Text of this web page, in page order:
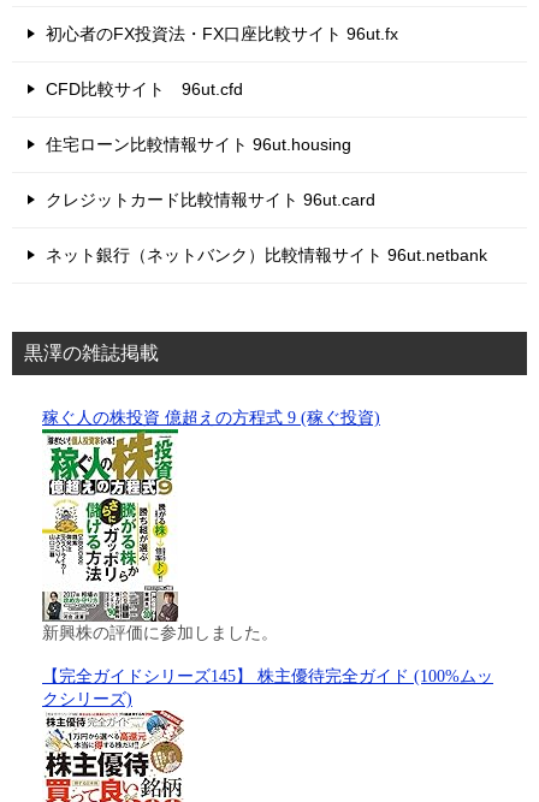
初心者のFX投資法・FX口座比較サイト 96ut.fx
CFD比較サイト 96ut.cfd
住宅ローン比較情報サイト 96ut.housing
クレジットカード比較情報サイト 96ut.card
ネット銀行（ネットバンク）比較情報サイト 96ut.netbank
黒澤の雑誌掲載
稼ぐ人の株投資 億超えの方程式 9 (稼ぐ投資)
新興株の評価に参加しました。
【完全ガイドシリーズ145】 株主優待完全ガイド (100%ムッ
クシリーズ)